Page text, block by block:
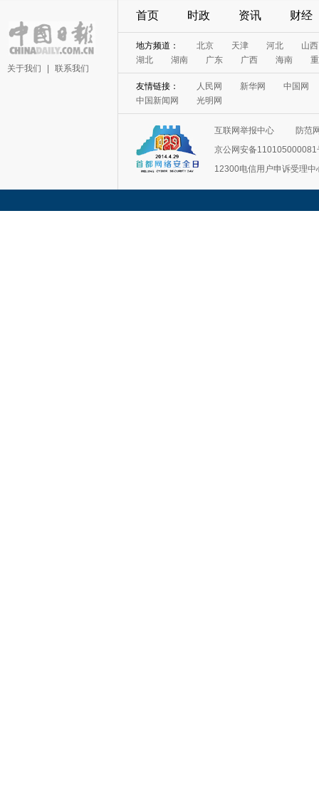
关于我们 联系我们
首页 时政 资讯 财经
地方频道： 北京 天津 河北
山西
湖北
湖南 广东 广西 海南
友情链接： 人民网 新华网
中国网
中国新闻网
光明网
互联网举报中心
防范
京公网安备110105000081
12300电信用户申诉受理中